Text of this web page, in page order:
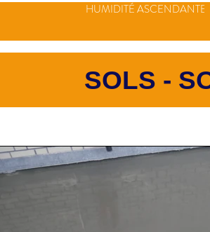
HUMIDITÉ ASCENDANTE
SOLS -